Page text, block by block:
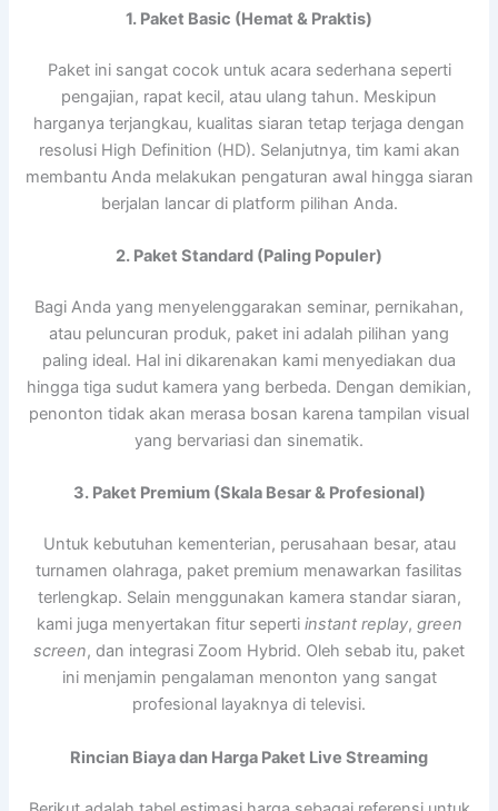
1. Paket Basic (Hemat & Praktis)
Paket ini sangat cocok untuk acara sederhana seperti
pengajian, rapat kecil, atau ulang tahun. Meskipun
harganya terjangkau, kualitas siaran tetap terjaga dengan
resolusi High Definition (HD). Selanjutnya, tim kami akan
membantu Anda melakukan pengaturan awal hingga siaran
berjalan lancar di platform pilihan Anda.
2. Paket Standard (Paling Populer)
Bagi Anda yang menyelenggarakan seminar, pernikahan,
atau peluncuran produk, paket ini adalah pilihan yang
paling ideal. Hal ini dikarenakan kami menyediakan dua
hingga tiga sudut kamera yang berbeda. Dengan demikian,
penonton tidak akan merasa bosan karena tampilan visual
yang bervariasi dan sinematik.
3. Paket Premium (Skala Besar & Profesional)
Untuk kebutuhan kementerian, perusahaan besar, atau
turnamen olahraga, paket premium menawarkan fasilitas
terlengkap. Selain menggunakan kamera standar siaran,
kami juga menyertakan fitur seperti instant replay, green
screen, dan integrasi Zoom Hybrid. Oleh sebab itu, paket
ini menjamin pengalaman menonton yang sangat
profesional layaknya di televisi.
Rincian Biaya dan Harga Paket Live Streaming